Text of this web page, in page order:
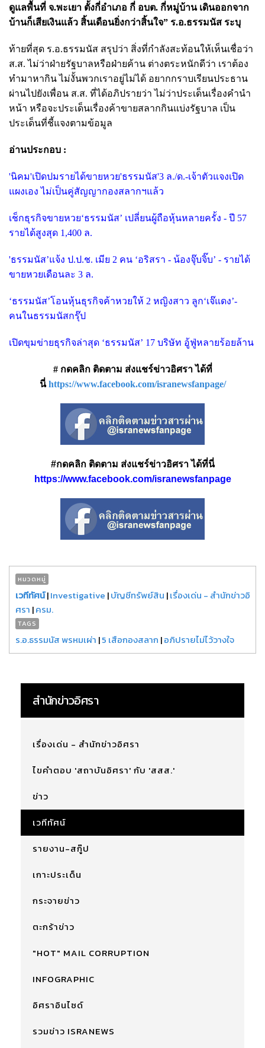
ดูแลพื้นที่ จ.พะเยา ตั้งกี่อำเภอ กี่ อบต. กี่หมู่บ้าน เดินออกจาก
บ้านก็เสียเงินแล้ว สิ้นเดือนยิ่งกว่าสิ้นใจ” ร.อ.ธรรมนัส ระบุ
ท้ายที่สุด ร.อ.ธรรมนัส สรุปว่า สิ่งที่กำลังสะท้อนให้เห็นเชื่อว่า
ส.ส. ไม่ว่าฝ่ายรัฐบาลหรือฝ่ายค้าน ต่างตระหนักดีว่า เราต้อง
ทำมาหากิน ไม่งั้นพวกเราอยู่ไม่ได้ อยากกราบเรียนประธาน
ผ่านไปยังเพื่อน ส.ส. ที่ได้อภิปรายว่า ไม่ว่าประเด็นเรื่องคำนำ
หน้า หรือจะประเด็นเรื่องค้าขายสลากกินแบ่งรัฐบาล เป็น
ประเด็นที่ชี้แจงตามข้อมูล
อ่านประกอบ :
'นิคม'เปิดปมรายได้ขายหวย'ธรรมนัส'3 ล./ด.-เจ้าตัวแจงเปิด
แผงเอง ไม่เป็นคู่สัญญากองสลากฯแล้ว
เช็กธุรกิจขายหวย‘ธรรมนัส’ เปลี่ยนผู้ถือหุ้นหลายครั้ง - ปี 57
รายได้สูงสุด 1,400 ล.
'ธรรมนัส’แจ้ง ป.ป.ช. เมีย 2 คน ‘อริสรา - น้องจุ๊บจิ๊บ’ - รายได้
ขายหวยเดือนละ 3 ล.
‘ธรรมนัส’โอนหุ้นธุรกิจค้าหวยให้ 2 หญิงสาว ลูก‘เจ๊แดง’-
คนในธรรมนัสกรุ๊ป
เปิดขุมข่ายธุรกิจล่าสุด ‘ธรรมนัส’ 17 บริษัท อู้ฟู่หลายร้อยล้าน
# กดคลิก ติดตาม ส่งแชร์ข่าวอิศรา ได้ที่
นี่https://www.facebook.com/isranewsfanpage/
#กดคลิก ติดตาม ส่งแชร์ข่าวอิศรา ได้ที่นี่
https://www.facebook.com/isranewsfanpage
หมวดหมู่
เวทีทัศน์|Investigative |บัญชีทรัพย์สิน |เรื่องเด่น - สำนักข่าวอิ
ศรา |ครม.
TAGS
ร.อ.ธรรมนัส พรหมเผ่า |5 เสือกองสลาก |อภิปรายไม่ไว้วางใจ
สำนักข่าวอิศรา
เรื่องเด่น - สำนักข่าวอิศรา
ไขคำตอบ 'สถาบันอิศรา' กับ 'สสส.'
ข่าว
เวทีทัศน์
รายงาน-สกู๊ป
เกาะประเด็น
กระจายข่าว
ตะกร้าข่าว
"HOT" MAIL CORRUPTION
INFOGRAPHIC
อิศราอินไซด์
รวมข่าว ISRANEWS